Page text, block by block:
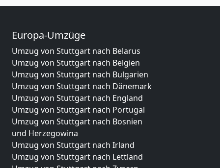
Europa-Umzüge
Umzug von Stuttgart nach Belarus
Umzug von Stuttgart nach Belgien
Umzug von Stuttgart nach Bulgarien
Umzug von Stuttgart nach Dänemark
Umzug von Stuttgart nach England
Umzug von Stuttgart nach Portugal
Umzug von Stuttgart nach Bosnien
und Herzegowina
Umzug von Stuttgart nach Irland
Umzug von Stuttgart nach Lettland